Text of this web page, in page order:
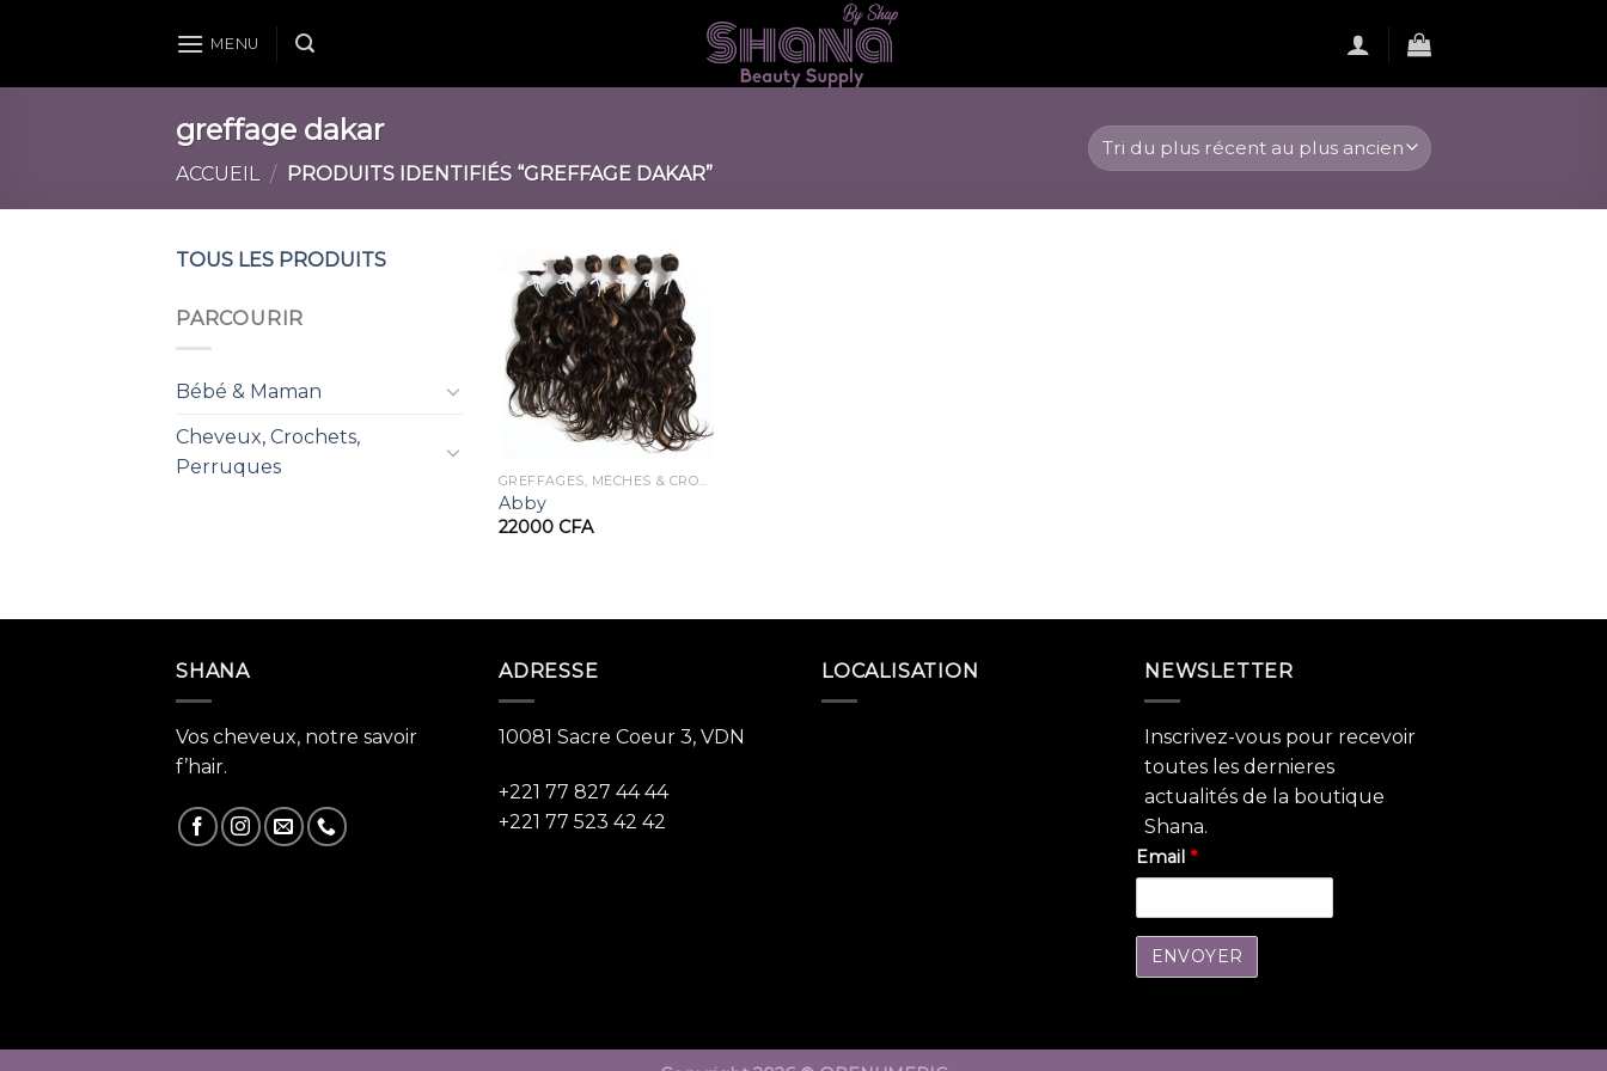
MENU
greffage dakar
ACCUEIL / PRODUITS IDENTIFIÉS “GREFFAGE DAKAR”
TOUS LES PRODUITS
PARCOURIR
Bébé & Maman
Cheveux, Crochets,
Perruques
Abby
22000 CFA
SHANA
Vos cheveux, notre savoir
f’hair.
ADRESSE
10081 Sacre Coeur 3, VDN
+221 77 827 44 44
+221 77 523 42 42
LOCALISATION NEWSLETTER
Inscrivez-vous pour recevoir
toutes les dernieres
actualités de la boutique
Shana.
Email *